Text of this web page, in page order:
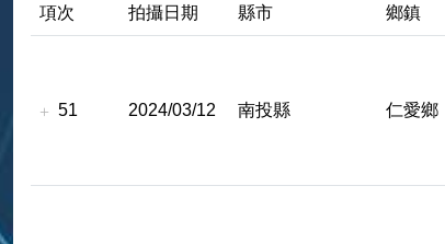
項次 拍攝日期 縣市 鄉鎮
51 2024/03/12 南投縣 仁愛鄉